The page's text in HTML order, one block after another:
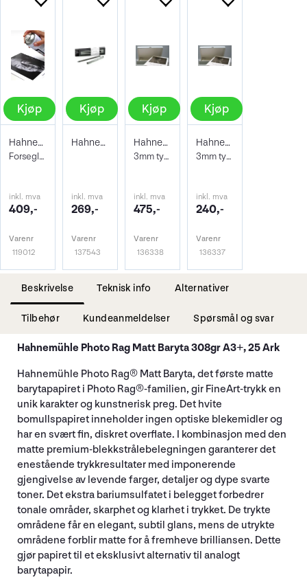
Kjøp
Hahnemühle Protective Spray 400ml
Forseglende og beskyttene lakk
inkl. mva
409,-
Varenr
119012
Kjøp
Hahnemühle Signing Pen Duo
inkl. mva
269,-
Varenr
137543
Kjøp
Hahnemühle Archive & Portfoliobox A2
3mm tykkelse 605x435x35 mm
inkl. mva
475,-
Varenr
136338
Kjøp
Hahnemühle Archive & Portfoliobox A3+
3mm tykkelse 32,9 x 48,3 cm
inkl. mva
240,-
Varenr
136337
Beskrivelse Teknisk info Alternativer
Tilbehør Kundeanmeldelser Spørsmål og svar
Hahnemühle Photo Rag Matt Baryta 308gr A3+, 25 Ark
Hahnemühle Photo Rag® Matt Baryta, det første matte
barytapapiret i Photo Rag®-familien, gir FineArt-trykk en
unik karakter og kunstnerisk preg. Det hvite
bomullspapiret inneholder ingen optiske blekemidler og
har en svært fin, diskret overflate. I kombinasjon med den
matte premium-blekkstrålebelegningen garanterer det
enestående trykkresultater med imponerende
gjengivelse av levende farger, detaljer og dype svarte
toner. Det ekstra bariumsulfatet i belegget forbedrer
tonale områder, skarphet og klarhet i trykket. De trykte
områdene får en elegant, subtil glans, mens de utrykte
områdene forblir matte for å fremheve brilliansen. Dette
gjør papiret til et eksklusivt alternativ til analogt
barytapapir.